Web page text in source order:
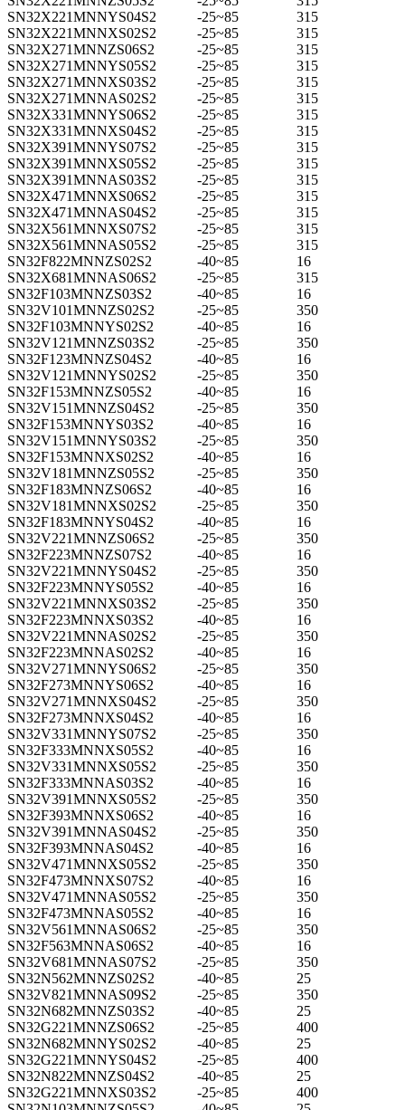
SN32X221MNNYS04S2
-25~85
315
SN32X221MNNXS02S2
-25~85
315
SN32X271MNNZS06S2
-25~85
315
SN32X271MNNYS05S2
-25~85
315
SN32X271MNNXS03S2
-25~85
315
SN32X271MNNAS02S2
-25~85
315
SN32X331MNNYS06S2
-25~85
315
SN32X331MNNXS04S2
-25~85
315
SN32X391MNNYS07S2
-25~85
315
SN32X391MNNXS05S2
-25~85
315
SN32X391MNNAS03S2
-25~85
315
SN32X471MNNXS06S2
-25~85
315
SN32X471MNNAS04S2
-25~85
315
SN32X561MNNXS07S2
-25~85
315
SN32X561MNNAS05S2
-25~85
315
SN32F822MNNZS02S2
-40~85
16
SN32X681MNNAS06S2
-25~85
315
SN32F103MNNZS03S2
-40~85
16
SN32V101MNNZS02S2
-25~85
350
SN32F103MNNYS02S2
-40~85
16
SN32V121MNNZS03S2
-25~85
350
SN32F123MNNZS04S2
-40~85
16
SN32V121MNNYS02S2
-25~85
350
SN32F153MNNZS05S2
-40~85
16
SN32V151MNNZS04S2
-25~85
350
SN32F153MNNYS03S2
-40~85
16
SN32V151MNNYS03S2
-25~85
350
SN32F153MNNXS02S2
-40~85
16
SN32V181MNNZS05S2
-25~85
350
SN32F183MNNZS06S2
-40~85
16
SN32V181MNNXS02S2
-25~85
350
SN32F183MNNYS04S2
-40~85
16
SN32V221MNNZS06S2
-25~85
350
SN32F223MNNZS07S2
-40~85
16
SN32V221MNNYS04S2
-25~85
350
SN32F223MNNYS05S2
-40~85
16
SN32V221MNNXS03S2
-25~85
350
SN32F223MNNXS03S2
-40~85
16
SN32V221MNNAS02S2
-25~85
350
SN32F223MNNAS02S2
-40~85
16
SN32V271MNNYS06S2
-25~85
350
SN32F273MNNYS06S2
-40~85
16
SN32V271MNNXS04S2
-25~85
350
SN32F273MNNXS04S2
-40~85
16
SN32V331MNNYS07S2
-25~85
350
SN32F333MNNXS05S2
-40~85
16
SN32V331MNNXS05S2
-25~85
350
SN32F333MNNAS03S2
-40~85
16
SN32V391MNNXS05S2
-25~85
350
SN32F393MNNXS06S2
-40~85
16
SN32V391MNNAS04S2
-25~85
350
SN32F393MNNAS04S2
-40~85
16
SN32V471MNNXS05S2
-25~85
350
SN32F473MNNXS07S2
-40~85
16
SN32V471MNNAS05S2
-25~85
350
SN32F473MNNAS05S2
-40~85
16
SN32V561MNNAS06S2
-25~85
350
SN32F563MNNAS06S2
-40~85
16
SN32V681MNNAS07S2
-25~85
350
SN32N562MNNZS02S2
-40~85
25
SN32V821MNNAS09S2
-25~85
350
SN32N682MNNZS03S2
-40~85
25
SN32G221MNNZS06S2
-25~85
400
SN32N682MNNYS02S2
-40~85
25
SN32G221MNNYS04S2
-25~85
400
SN32N822MNNZS04S2
-40~85
25
SN32G221MNNXS03S2
-25~85
400